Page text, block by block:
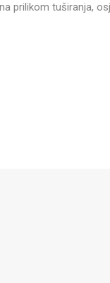
prilikom tuširanja,